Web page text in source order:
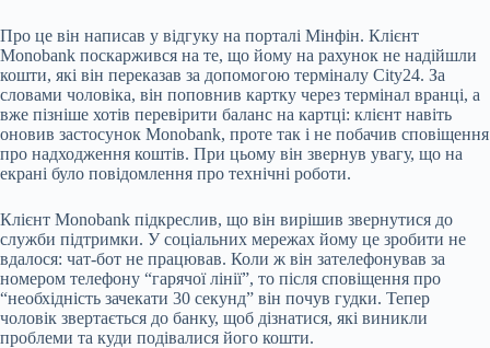
Про це він написав у відгуку на порталі Мінфін. Клієнт
Monobank поскаржився на те, що йому на рахунок не надійшли
кошти, які він переказав за допомогою терміналу City24. За
словами чоловіка, він поповнив картку через термінал вранці, а
вже пізніше хотів перевірити баланс на картці: клієнт навіть
оновив застосунок Monobank, проте так і не побачив сповіщення
про надходження коштів. При цьому він звернув увагу, що на
екрані було повідомлення про технічні роботи.
Клієнт Monobank підкреслив, що він вирішив звернутися до
служби підтримки. У соціальних мережах йому це зробити не
вдалося: чат-бот не працював. Коли ж він зателефонував за
номером телефону “гарячої лінії”, то після сповіщення про
“необхідність зачекати 30 секунд” він почув гудки. Тепер
чоловік звертається до банку, щоб дізнатися, які виникли
проблеми та куди подівалися його кошти.